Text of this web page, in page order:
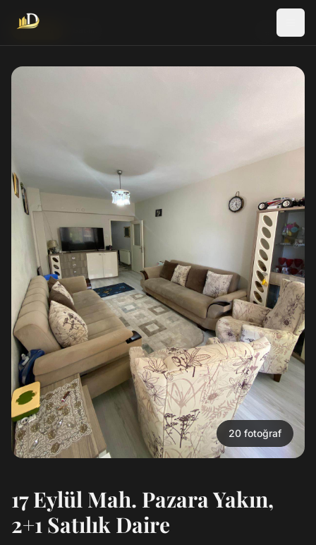
Yeni İlan
20 fotoğraf
17 Eylül Mah. Pazara Yakın,
2+1 Satılık Daire